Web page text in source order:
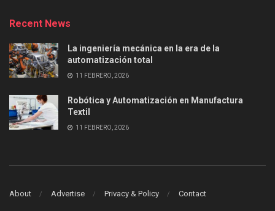
Recent News
La ingeniería mecánica en la era de la
automatización total
11 FEBRERO, 2026
Robótica y Automatización en Manufactura
Textil
11 FEBRERO, 2026
About Advertise Privacy & Policy Contact